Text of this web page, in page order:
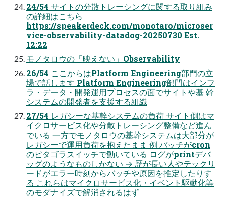
24/54 サイトの分散トレーシングに関する取り組み
の詳細はこちら
https://speakerdeck.com/monotaro/microser
vice-observability-datadog-20250730 Est.
12:22
モノタロウの「映えない」Observability
26/54 ここからはPlatform Engineering部門の立
場で話します Platform Engineering部門はインフ
ラ・データ・開発運用プロセスの面でサイトや基 幹
システムの開発者を支援する組織
27/54 レガシーな基幹システムの負荷 サイト側はマ
イクロサービス化や分散トレーシング整備など進ん
でいる 一方でモノタロウの基幹システムは大部分が
レガシーで運用負荷を抱えたまま 例 バッチがcron
のピタゴラスイッチで動いている ログがprintデバ
ッグのようなものしかない → 歴が長い人やテックリ
ードがエラー時刻からバッチや原因を推定したりす
る これらはマイクロサービス化・イベント駆動化等
のモダナイズで解消されるはず